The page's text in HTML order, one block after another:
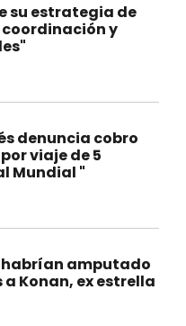
su estrategia de
y
denuncia cobro
viaje de 5
Mundial "
habrían amputado
Konan, ex estrella